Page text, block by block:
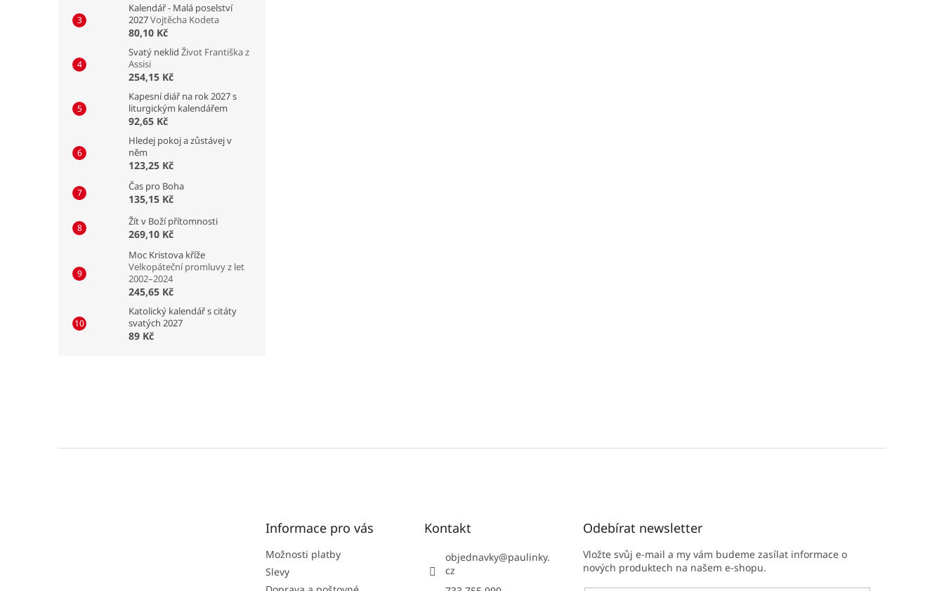
Kalendář - Malá poselství
2027Vojtěcha Kodeta
80,10 Kč
Svatý neklid Život Františka z
Assisi
254,15 Kč
Kapesní diář na rok 2027 s
liturgickým kalendářem
92,65 Kč
Hledej pokoj a zůstávej v
něm
123,25 Kč
Čas pro Boha
135,15 Kč
Žít v Boží přítomnosti
269,10 Kč
Moc Kristova kříže
Velkopáteční promluvy z let
2002–2024
245,65 Kč
Katolický kalendář s citáty
svatých 2027
89 Kč
Informace pro vás
Možnosti platby
Slevy
Kontakt
objednavky@paulinky.
cz
Odebírat newsletter
Vložte svůj e-mail a my vám budeme zasílat informace o
nových produktech na našem e-shopu.